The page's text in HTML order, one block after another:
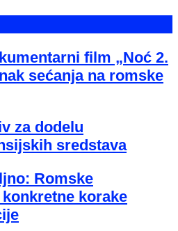
film „Noć 2.
sećanja na romske
za dodelu
sredstava
Romske
korake